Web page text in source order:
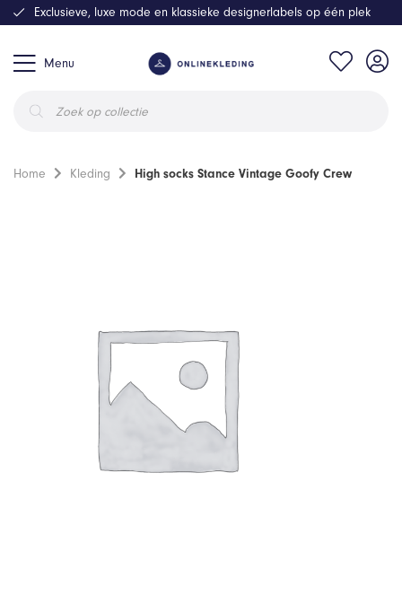
Menu
zoeken
Exclusieve, luxe mode en klassieke designerlabels op één plek
Home Kleding High socks Stance Vintage Goofy Crew